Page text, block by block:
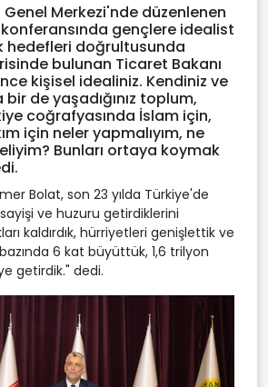
Genel Merkezi'nde düzenlenen
gençlere idealist
hedefleri doğrultusunda
bulunan Ticaret Bakanı
kişisel idealiniz. Kendiniz ve
de yaşadığınız toplum,
coğrafyasında İslam için,
için neler yapmalıyım, ne
Bunları ortaya koymak
Bolat, son 23 yılda Türkiye'de
ve huzuru getirdiklerini
kaldırdık, hürriyetleri genişlettik ve
6 kat büyüttük, 1,6 trilyon
getirdik." dedi.